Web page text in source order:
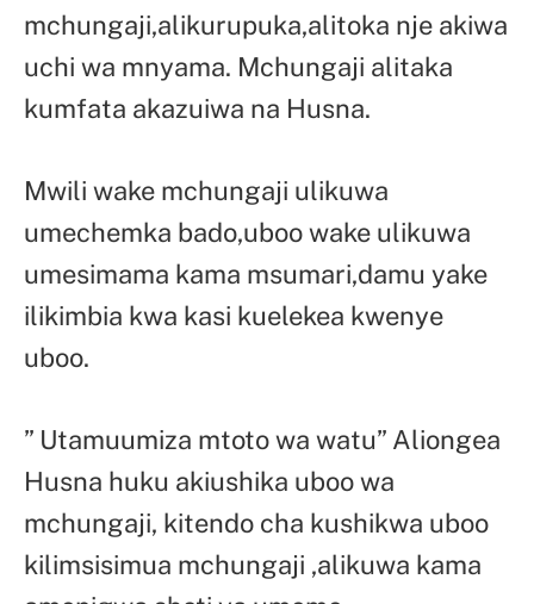
mchungaji,alikurupuka,alitoka nje akiwa
uchi wa mnyama. Mchungaji alitaka
kumfata akazuiwa na Husna.
Mwili wake mchungaji ulikuwa
umechemka bado,uboo wake ulikuwa
umesimama kama msumari,damu yake
ilikimbia kwa kasi kuelekea kwenye
uboo.
” Utamuumiza mtoto wa watu” Aliongea
Husna huku akiushika uboo wa
mchungaji, kitendo cha kushikwa uboo
kilimsisimua mchungaji ,alikuwa kama